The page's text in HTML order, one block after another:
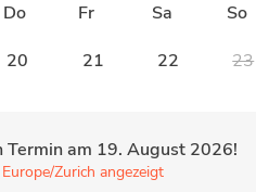
Do Fr Sa
So
20
21 22 23
Termin am 19. August 2026!
Zurich angezeigt